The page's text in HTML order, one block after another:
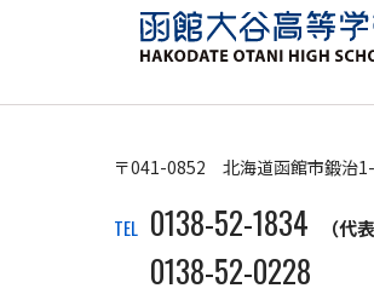
〒041-0852 北海道函館市鍛治
TEL 0138-52-1834 （代表
0138-52-0228